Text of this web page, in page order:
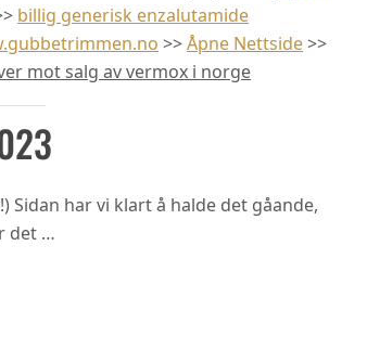
billig generisk enzalutamide
>>Åpne Nettside>>
mot salg av vermox i norge
har vi klart å halde det gåande,
det …
2023